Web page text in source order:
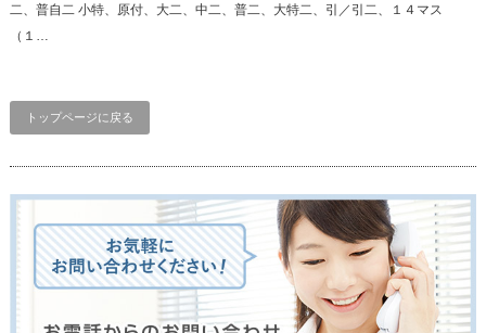
二、普自二 小特、原付、大二、中二、普二、大特二、引／引二、１４マス
（１…
トップページに戻る